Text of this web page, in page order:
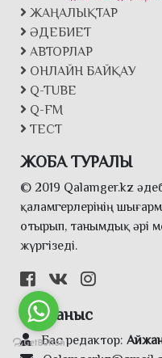
ЖАҢАЛЫҚТАР
ӘДЕБИЕТ
АВТОРЛАР
ОНЛАЙН БАЙҚАУ
Q-TUBE
Q-FM
ТЕСТ
ЖОБА ТУРАЛЫ
© 2019 Qalamger.kz
қаламгерлерінің
отырып, танымдық әрі
жүргізеді.
Байланыс
Бас редактор: